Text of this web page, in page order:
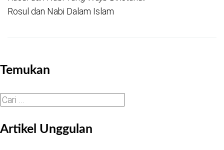
Rosul dan Nabi Dalam Islam
Temukan
Cari
Artikel Unggulan